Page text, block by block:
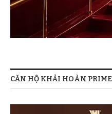
CĂN HỘ KHẢI HOÀN PRIME